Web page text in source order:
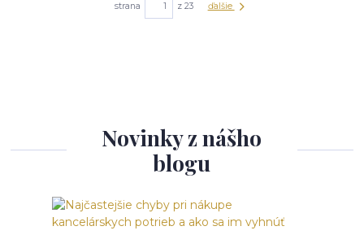
strana z 23 ďalšie
Novinky z nášho
blogu